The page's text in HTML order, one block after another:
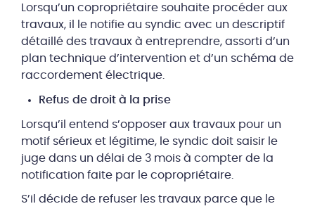
Lorsqu’un copropriétaire souhaite procéder aux
travaux, il le notifie au syndic avec un descriptif
détaillé des travaux à entreprendre, assorti d’un
plan technique d’intervention et d’un schéma de
raccordement électrique.
Refus de droit à la prise
Lorsqu’il entend s’opposer aux travaux pour un
motif sérieux et légitime, le syndic doit saisir le
juge dans un délai de 3 mois à compter de la
notification faite par le copropriétaire.
S’il décide de refuser les travaux parce que le